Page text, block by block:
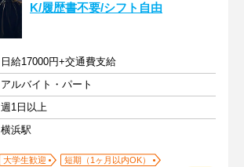
K/履歴書不要/シフト自由
日給17000円+交通費支給
アルバイト・パート
週1日以上
横浜駅
大学生歓迎
短期（1ヶ月以内OK）